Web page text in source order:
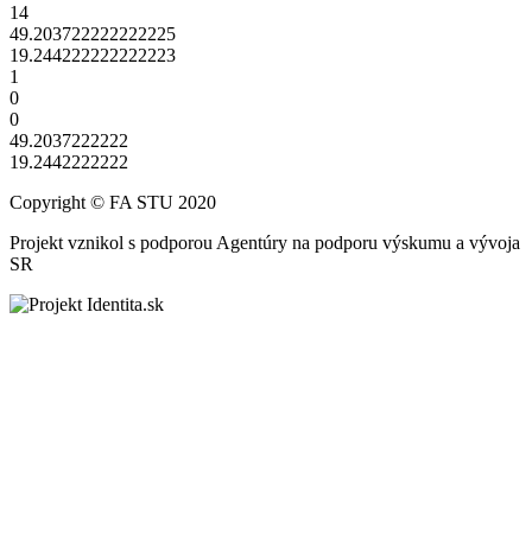
14
49.203722222222225
19.244222222222223
1
0
0
49.2037222222
19.2442222222
Copyright © FA STU 2020
Projekt vznikol s podporou Agentúry na podporu výskumu a vývoja
SR